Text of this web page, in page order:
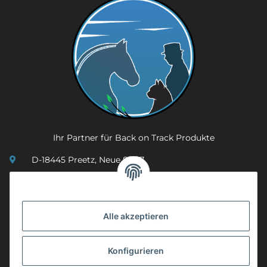
Alle akzeptieren
Konfigurieren
Ihr Partner für Back on Track Produkte
D-18445 Preetz, Neue Str. 7
info@mobility-in-harmony.de
Informationen